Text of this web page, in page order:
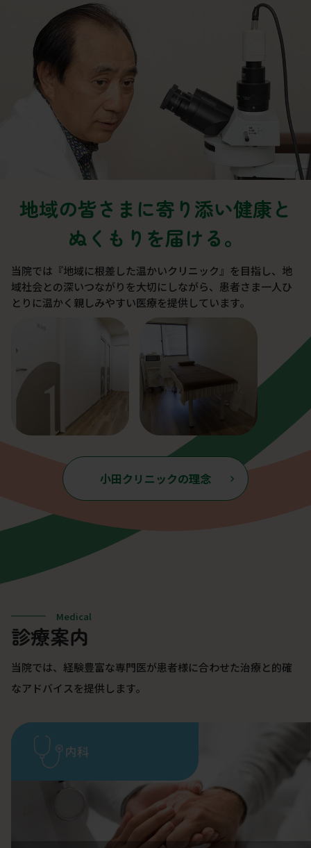
地域の皆さまに寄り添い健康と
ぬくもりを届ける。
当院では『地域に根差した温かいクリニック』を目指し、地
域社会との深いつながりを大切にしながら、患者さま一人ひ
とりに温かく親しみやすい医療を提供しています。
小田クリニックの理念
Medical
診療案内
当院では、経験豊富な専門医が患者様に合わせた治療と的確
なアドバイスを提供します。
内科